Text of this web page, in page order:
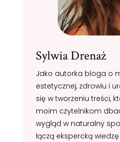
Sylwia Drenaż
Jako autorka bloga o
estetycznej, zdrowiu i
się w tworzeniu treści,
moim czytelnikom
wygląd w naturalny
łączą ekspercką